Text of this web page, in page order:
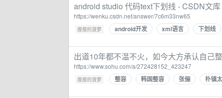
android studio 代码text下划线 - CSDN文库
https://wenku.csdn.net/answer/7c6m33nw65
瘦瘦的菠萝 · android开发 xml语言 下划线
出道10年都不温不火，如今大方承认自己
https://www.sohu.com/a/272428152_423247
瘦瘦的菠萝 · 整容 韩国整容 张俪 朴镇太